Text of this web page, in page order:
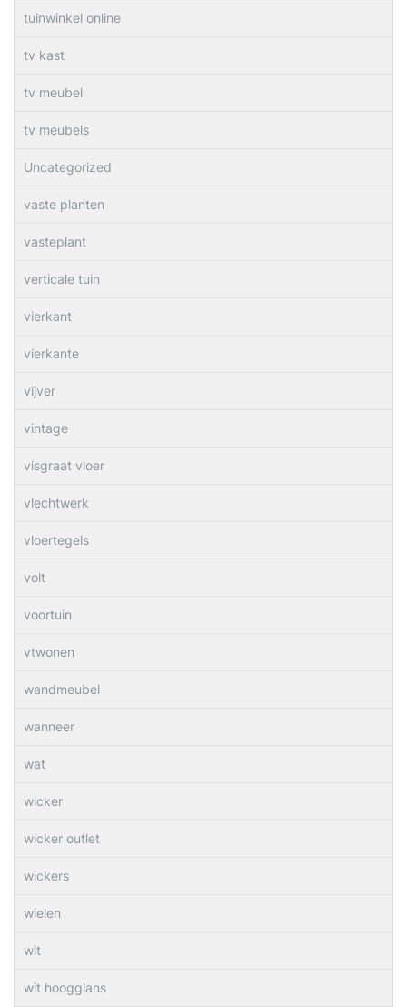
tuinwinkel online
tv kast
tv meubel
tv meubels
Uncategorized
vaste planten
vasteplant
verticale tuin
vierkant
vierkante
vijver
vintage
visgraat vloer
vlechtwerk
vloertegels
volt
voortuin
vtwonen
wandmeubel
wanneer
wat
wicker
wicker outlet
wickers
wielen
wit
wit hoogglans